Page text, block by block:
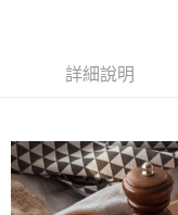
２．訂單成立數日內，您
３．收到繳費通知簡訊後
ATM／網路銀行／等多元
※ 請注意：結帳手續完成
每筆NT$60，滿
每筆NT$60，滿
宅配
詳細說明